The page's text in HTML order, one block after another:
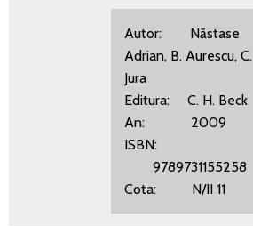
Autor: Năstase
Adrian, B. Aurescu, C.
Jura
Editura: C. H. Beck
An: 2009
ISBN:
9789731155258
Cota: N/II 11